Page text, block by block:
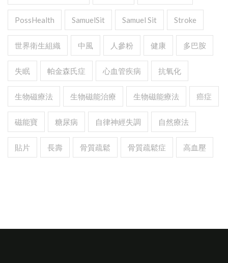
PossHealth SamuelSit Samuel Sit Stroke
世界衛生組織 中風 人參粉 健康 多巴胺
失眠 帕金森氏症 心血管疾病 抗氧化
生物磁療法 生物磁能治療 生物磁能療法 癌症
磁能寶 糖尿病 自律神經失調 自然療法
貼片 長壽 骨質疏鬆 骨質疏鬆症 高血壓